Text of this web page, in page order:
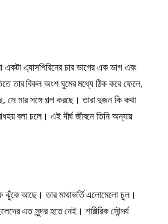
এ্যাসপিরিনের চার ভাগের এক ভাগ এবং
তার বিকল অংশ ঘুমের মধ্যে ঠিক করে ফেলে,
সে মার সঙ্গে গল্প করছে। তারা দুজন কি কথা
বলা চলে। এই দীর্ঘ জীবনে তিনি অন্যায়
ঝুঁকে আছে। তার মাথাভর্তি এলোমেলো চুল।
এত সুন্দর হতে নেই। শারীরিক সৌন্দর্য